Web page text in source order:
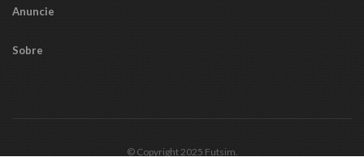
Anuncie
Sobre
© Copyright 2025 Futsim.